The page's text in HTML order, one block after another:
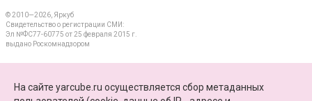
© 2010—2026, Яркуб
Свидетельство о регистрации СМИ:
Эл №ФС77-60775 от 25 февраля 2015 г.
выдано Роскомнадзором
На сайте yarcube.ru осуществляется сбор метаданных